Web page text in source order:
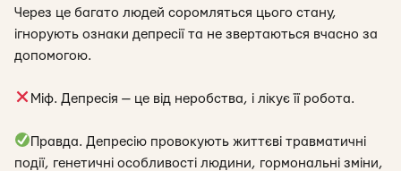
Через це багато людей соромляться цього стану,
ігнорують ознаки депресії та не звертаються вчасно за
допомогою.
Міф. Депресія — це від неробства, і лікує її робота.
Правда. Депресію провокують життєві травматичні
події, генетичні особливості людини, гормональні зміни,